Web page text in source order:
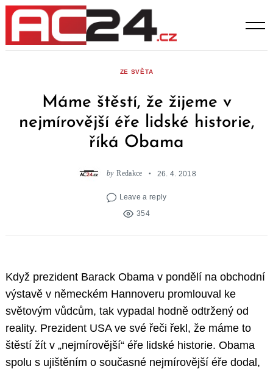
Skip
content
ZE SVĚTA
Máme štěstí, že žijeme v
nejmírovější éře lidské historie,
říká Obama
by Redakce 26. 4. 2018
Leave a reply
354
Když prezident Barack Obama v pondělí na obchodní
výstavě v německém Hannoveru promlouval ke
světovým vůdcům, tak vypadal hodně odtržený od
reality. Prezident USA ve své řeči řekl, že máme to
štěstí žít v „nejmírovější“ éře lidské historie. Obama
spolu s ujištěním o současné nejmírovější éře dodal,